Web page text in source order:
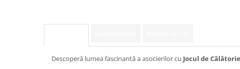
Descoperă lumea fascinantă a asocierilor cu Jocul de